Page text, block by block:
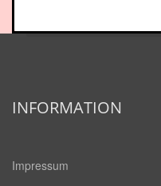
INFORMATION
Impressum